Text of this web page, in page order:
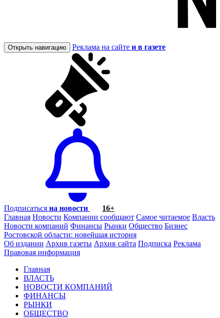
Открыть навигацию Реклама на сайте и в газете
Подписаться на новости
16+
Главная Новости Компании сообщают Самое читаемое Власть
Новости компаний Финансы Рынки Общество Бизнес
Ростовской области: новейшая история
Об издании Архив газеты Архив сайта Подписка Реклама
Правовая информация
Главная
ВЛАСТЬ
НОВОСТИ КОМПАНИЙ
ФИНАНСЫ
РЫНКИ
ОБЩЕСТВО